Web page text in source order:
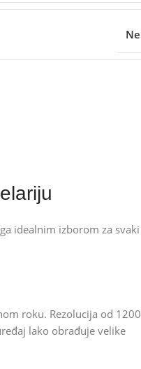
Ne
idealnim izborom za svaki
roku. Rezolucija od 1200
lako obrađuje velike